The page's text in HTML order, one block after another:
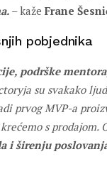
– kaže Frane
pobjednika
podrške
su svakako
prvog MVP-a
s prodajom.
i širenju